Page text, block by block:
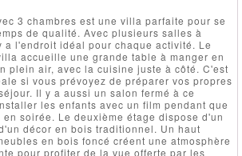
3 chambres est une villa parfaite pour se
de qualité. Avec plusieurs salles à
a l'endroit idéal pour chaque activité. Le
accueille une grande table à manger en
plein air, avec la cuisine juste à côté. C'est
si vous prévoyez de préparer vos propres
Il y a aussi un salon fermé à ce
les enfants avec un film pendant que
soirée. Le deuxième étage dispose d'un
décor en bois traditionnel. Un haut
en bois foncé créent une atmosphère
pour profiter de la vue offerte par les